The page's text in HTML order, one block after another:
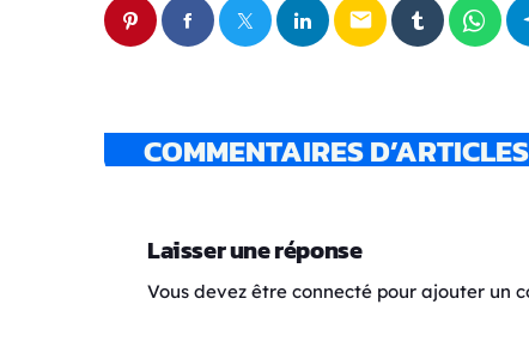
email
COMMENTAIRES
Laisser une réponse
Vous devez être connecté pour ajouter un